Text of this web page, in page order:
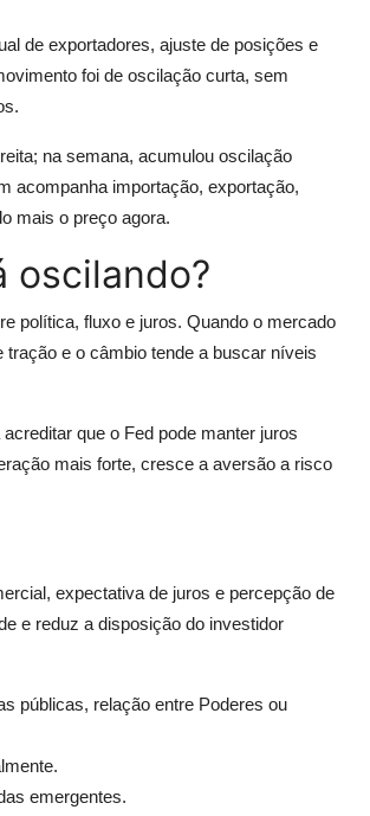
de exportadores, ajuste de posições e
foi de oscilação curta, sem
na semana, acumulou oscilação
acompanha importação, exportação,
mais o preço agora.
oscilando?
política, fluxo e juros. Quando o mercado
e o câmbio tende a buscar níveis
que o Fed pode manter juros
mais forte, cresce a aversão a risco
expectativa de juros e percepção de
e reduz a disposição do investidor
públicas, relação entre Poderes ou
emergentes.